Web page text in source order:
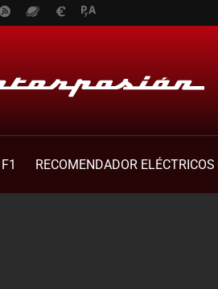
F1
RECOMENDADOR ELÉCTRICOS